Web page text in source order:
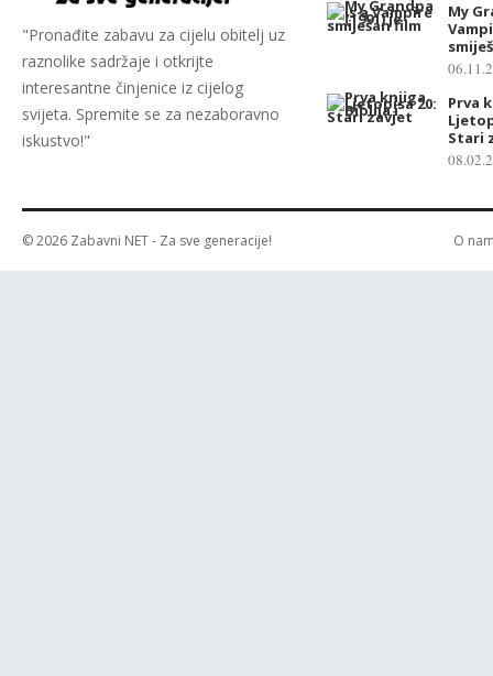
"Pronađite zabavu za cijelu obitelj uz
raznolike sadržaje i otkrijte
interesantne činjenice iz cijelog
svijeta. Spremite se za nezaboravno
iskustvo!"
My
Prva
Stari
© 2026 Zabavni NET- Za sve generacije! O